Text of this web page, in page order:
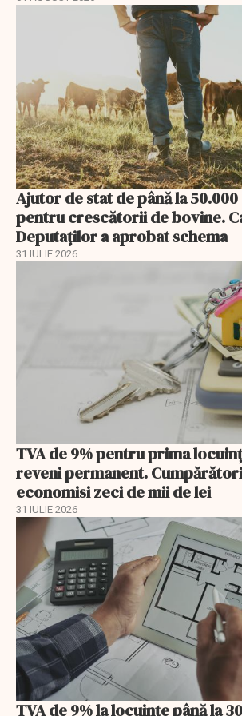
Ajutor de stat de până la
pentru crescătorii de bovine.
Deputaților a aprobat schema
31 IULIE 2026
TVA de 9% pentru prima
reveni permanent.
economisi zeci de mii de lei
31 IULIE 2026
TVA de 9% la locuințe până la